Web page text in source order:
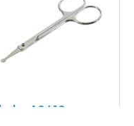
A0418